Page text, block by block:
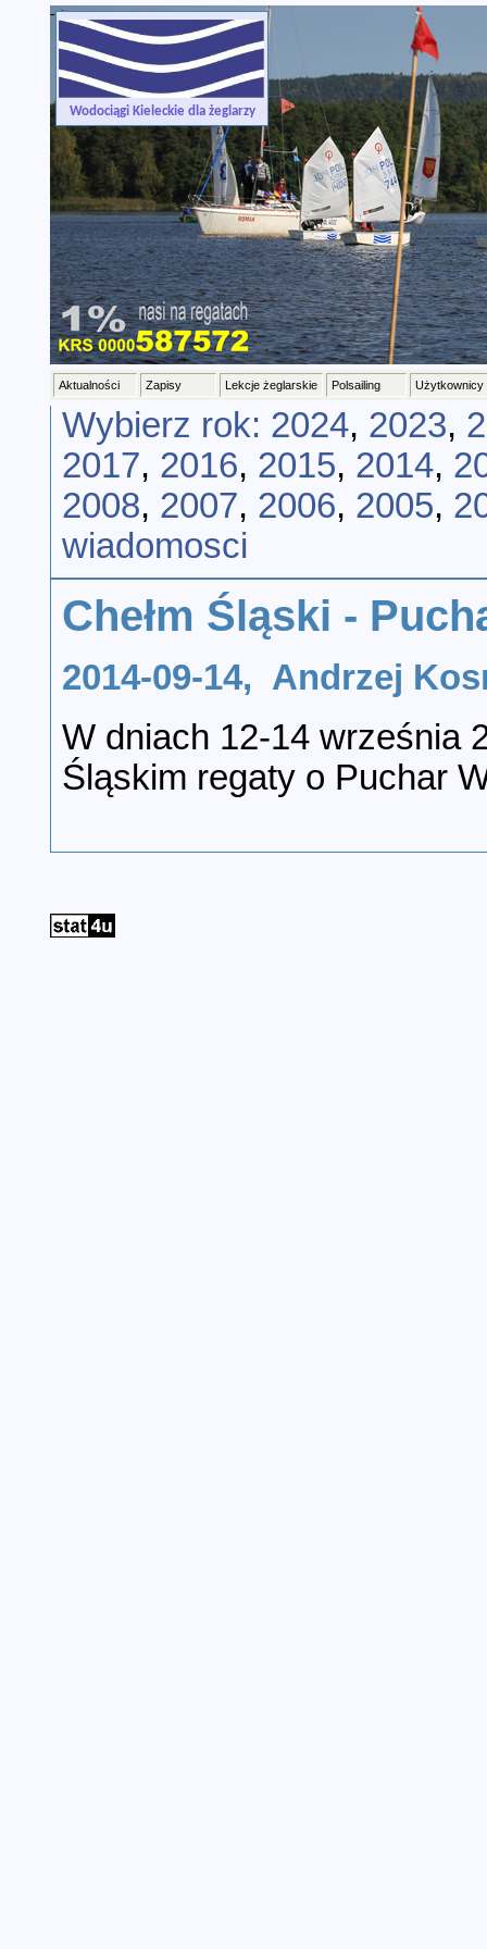
Wodociągi Kieleckie dla żeglarzy
-->
Aktualności Zapisy Lekcje żeglarskie Polsailing Użytkownicy
Wybierz rok: 2024, 2023,
2017, 2016, 2015, 2014,
2008, 2007, 2006, 2005,
wiadomosci
Chełm Śląski -
2014-09-14, Andrzej
W dniach 12-14 września
Śląskim regaty o Puchar